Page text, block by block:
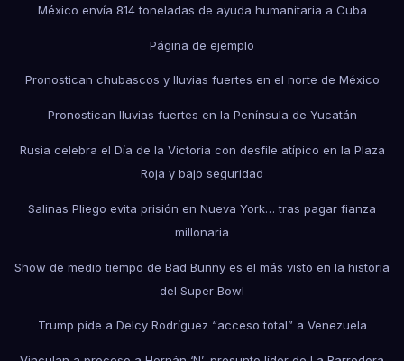
México envía 814 toneladas de ayuda humanitaria a Cuba
Página de ejemplo
Pronostican chubascos y lluvias fuertes en el norte de México
Pronostican lluvias fuertes en la Península de Yucatán
Rusia celebra el Día de la Victoria con desfile atípico en la Plaza
Roja y bajo seguridad
Salinas Pliego evita prisión en Nueva York… tras pagar fianza
millonaria
Show de medio tiempo de Bad Bunny es el más visto en la historia
del Super Bowl
Trump pide a Delcy Rodríguez “acceso total” a Venezuela